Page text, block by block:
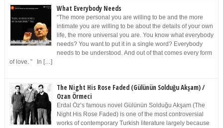
What Everybody Needs
“The more personal you are willing to be and the more
intimate you are willing to be about the details of your own
life, the more universal you are. You know what everybody
needs? You want to put it in a single word? Everybody
needs to be understood. And out of that comes every form
of love. ” In […]
The Night His Rose Faded (Gülünün Solduğu Akşam) /
Ozan Örmeci
Erdal Öz’s famous novel Gülünün Solduğu Akşam (The
Night His Rose Faded) is one of the most controversial
works of contemporary Turkish literature largely because